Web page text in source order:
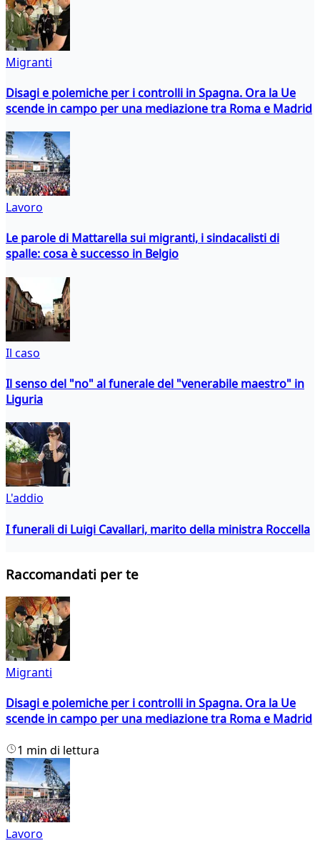
Migranti
Disagi e polemiche per i controlli in Spagna. Ora la Ue
scende in campo per una mediazione tra Roma e Madrid
Lavoro
Le parole di Mattarella sui migranti, i sindacalisti di
spalle: cosa è successo in Belgio
Il caso
Il senso del "no" al funerale del "venerabile maestro" in
Liguria
L'addio
I funerali di Luigi Cavallari, marito della ministra Roccella
Raccomandati per te
Migranti
Disagi e polemiche per i controlli in Spagna. Ora la Ue
scende in campo per una mediazione tra Roma e Madrid
1 min di lettura
Lavoro